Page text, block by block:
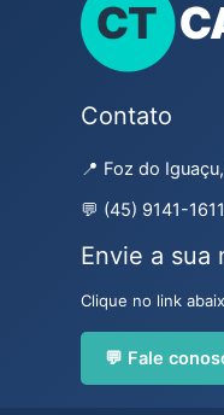
Contato
📍 Foz do
💬 (45) 9141-1611
Envie a sua
Clique no link
💬 Fale